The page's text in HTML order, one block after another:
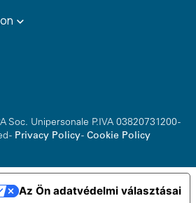
Soc. Unipersonale P.IVA 03820731200 -
- Privacy Policy- Cookie Policy
Az Ön adatvédelmi választásai